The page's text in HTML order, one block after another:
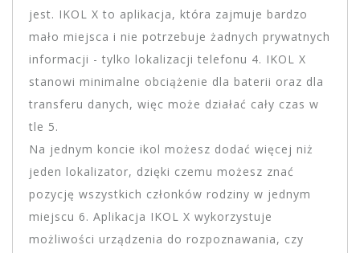
jest. IKOL X to aplikacja, która zajmuje bardzo
mało miejsca i nie potrzebuje żadnych prywatnych
informacji - tylko lokalizacji telefonu 4. IKOL X
stanowi minimalne obciążenie dla baterii oraz dla
transferu danych, więc może działać cały czas w
tle 5.
Na jednym koncie ikol możesz dodać więcej niż
jeden lokalizator, dzięki czemu możesz znać
pozycję wszystkich członków rodziny w jednym
miejscu 6. Aplikacja IKOL X wykorzystuje
możliwości urządzenia do rozpoznawania, czy